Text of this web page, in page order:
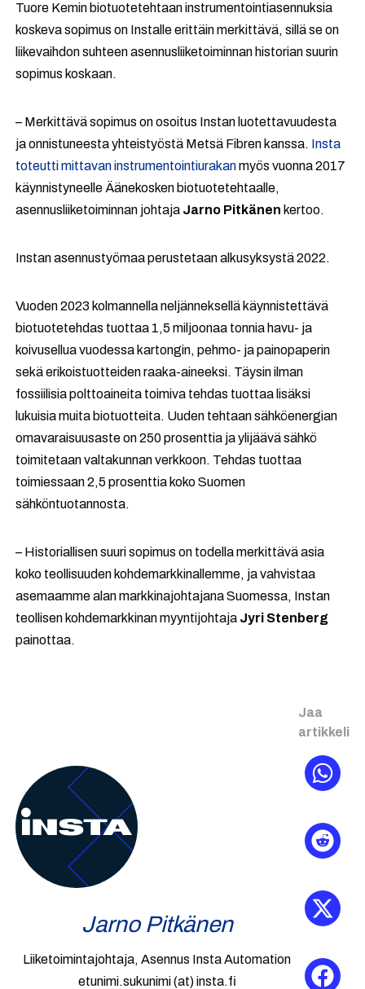
Tuore Kemin biotuotetehtaan instrumentointiasennuksia
koskeva sopimus on Installe erittäin merkittävä, sillä se on
liikevaihdon suhteen asennusliiketoiminnan historian suurin
sopimus koskaan.
– Merkittävä sopimus on osoitus Instan luotettavuudesta
ja onnistuneesta yhteistyöstä Metsä Fibren kanssa. Insta
toteutti mittavan instrumentointiurakanmyös vuonna 2017
käynnistyneelle Äänekosken biotuotetehtaalle,
asennusliiketoiminnan johtaja Jarno Pitkänen kertoo.
Instan asennustyömaa perustetaan alkusyksystä 2022.
Vuoden 2023 kolmannella neljänneksellä käynnistettävä
biotuotetehdas tuottaa 1,5 miljoonaa tonnia havu- ja
koivusellua vuodessa kartongin, pehmo- ja painopaperin
sekä erikoistuotteiden raaka-aineeksi. Täysin ilman
fossiilisia polttoaineita toimiva tehdas tuottaa lisäksi
lukuisia muita biotuotteita. Uuden tehtaan sähköenergian
omavaraisuusaste on 250 prosenttia ja ylijäävä sähkö
toimitetaan valtakunnan verkkoon. Tehdas tuottaa
toimiessaan 2,5 prosenttia koko Suomen
sähköntuotannosta.
– Historiallisen suuri sopimus on todella merkittävä asia
koko teollisuuden kohdemarkkinallemme, ja vahvistaa
asemaamme alan markkinajohtajana Suomessa, Instan
teollisen kohdemarkkinan myyntijohtaja Jyri Stenberg
painottaa.
Jarno Pitkänen
Liiketoimintajohtaja, Asennus Insta Automation
etunimi.sukunimi (at) insta.fi
Jaa
artikkeli